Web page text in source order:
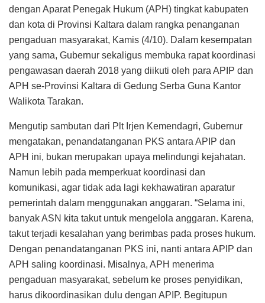
dengan Aparat Penegak Hukum (APH) tingkat kabupaten
dan kota di Provinsi Kaltara dalam rangka penanganan
pengaduan masyarakat, Kamis (4/10). Dalam kesempatan
yang sama, Gubernur sekaligus membuka rapat koordinasi
pengawasan daerah 2018 yang diikuti oleh para APIP dan
APH se-Provinsi Kaltara di Gedung Serba Guna Kantor
Walikota Tarakan.
Mengutip sambutan dari Plt Irjen Kemendagri, Gubernur
mengatakan, penandatanganan PKS antara APIP dan
APH ini, bukan merupakan upaya melindungi kejahatan.
Namun lebih pada memperkuat koordinasi dan
komunikasi, agar tidak ada lagi kekhawatiran aparatur
pemerintah dalam menggunakan anggaran. “Selama ini,
banyak ASN kita takut untuk mengelola anggaran. Karena,
takut terjadi kesalahan yang berimbas pada proses hukum.
Dengan penandatanganan PKS ini, nanti antara APIP dan
APH saling koordinasi. Misalnya, APH menerima
pengaduan masyarakat, sebelum ke proses penyidikan,
harus dikoordinasikan dulu dengan APIP. Begitupun